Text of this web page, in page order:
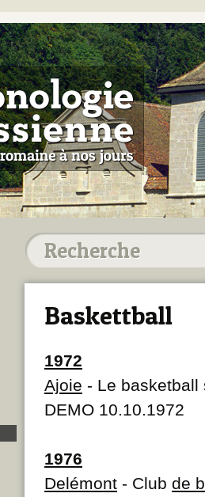
Baskettball
1972
Ajoie - Le basketball
DEMO 10.10.1972
1976
Delémont - Club de